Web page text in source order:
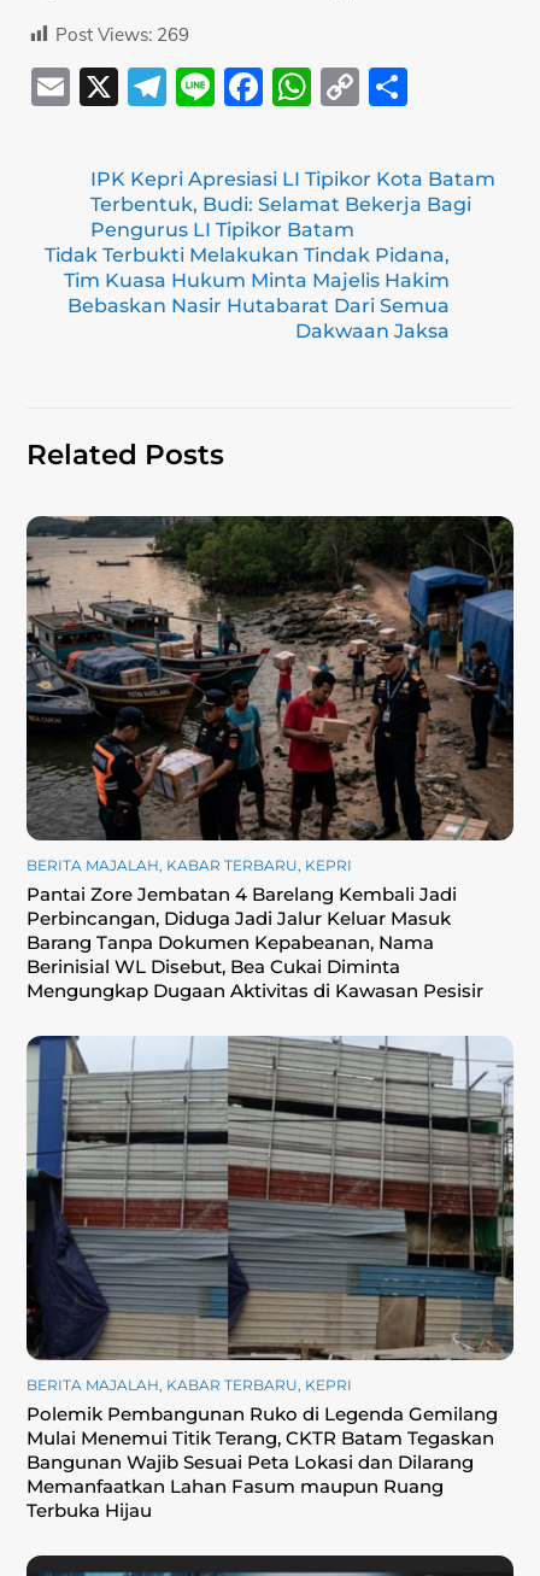
Post Views: 269
E
ai
X
T
e
gr
a
m
Li
e
F
c
e
b
o
o
W
at
s
A
p
p
C
p
y
Li
n
k
ar
e
IPK Kepri Apresiasi LI Tipikor Kota Batam
Terbentuk, Budi: Selamat Bekerja Bagi
Pengurus LI Tipikor Batam
Tidak Terbukti Melakukan Tindak Pidana,
Tim Kuasa Hukum Minta Majelis Hakim
Bebaskan Nasir Hutabarat Dari Semua
Dakwaan Jaksa
Related Posts
BERITA MAJALAH, KABAR TERBARU, KEPRI
Pantai Zore Jembatan 4 Barelang Kembali Jadi
Perbincangan, Diduga Jadi Jalur Keluar Masuk
Barang Tanpa Dokumen Kepabeanan, Nama
Berinisial WL Disebut, Bea Cukai Diminta
Mengungkap Dugaan Aktivitas di Kawasan Pesisir
BERITA MAJALAH, KABAR TERBARU, KEPRI
Polemik Pembangunan Ruko di Legenda Gemilang
Mulai Menemui Titik Terang, CKTR Batam Tegaskan
Bangunan Wajib Sesuai Peta Lokasi dan Dilarang
Memanfaatkan Lahan Fasum maupun Ruang
Terbuka Hijau